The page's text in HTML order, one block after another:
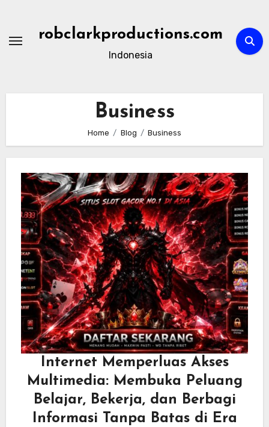
content
robclarkproductions.com
Indonesia
Business
Home Blog Business
Internet Memperluas Akses
Multimedia: Membuka Peluang
Belajar, Bekerja, dan Berbagi
Informasi Tanpa Batas di Era